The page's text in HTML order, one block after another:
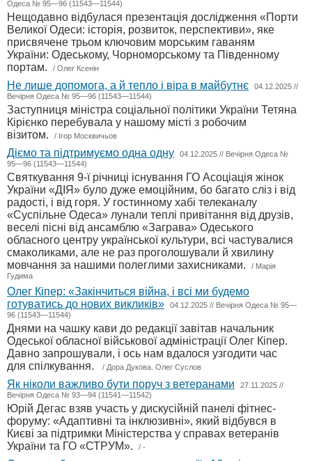
Одеса № 95—96 (11543—11544)
Нещодавно відбулася презентація дослідження «Порти
Великої Одеси: історія, розвиток, перспективи», яке
присвячене трьом ключовим морським гаваням
України: Одеському, Чорноморському та Південному
портам.
/ Олег Ксенін
Не лише допомога, а й тепло і віра в майбутнє
04.12.2025 //
Вечірня Одеса № 95—96 (11543—11544)
Заступниця міністра соціальної політики України Тетяна
Кірієнко перебувала у нашому місті з робочим
візитом.
/ Ігор Москвичьов
Діємо та підтримуємо одна одну
04.12.2025 // Вечірня Одеса №
95—96 (11543—11544)
Святкування 9-ї річниці існування ГО Асоціація жінок
України «ДІЯ» було дуже емоційним, бо багато сліз і від
радості, і від горя. У гостинному хабі телеканалу
«Суспільне Одеса» лунали теплі привітання від друзів,
веселі пісні від ансамблю «Заграва» Одеського
обласного центру української культури, всі частувалися
смаколиками, але не раз проголошували й хвилину
мовчання за нашими полеглими захисниками.
/ Марія
Гудима
Олег Кіпер: «Закінчиться війна, і всі ми будемо
готуватись до нових викликів»
04.12.2025 // Вечірня Одеса № 95—
96 (11543—11544)
Днями на чашку кави до редакції завітав начальник
Одеської обласної військової адміністрації Олег Кіпер.
Давно запрошували, і ось нам вдалося узгодити час
для спілкування.
/ Дора Дукова. Олег Суслов
Як ніколи важливо бути поруч з ветеранами
27.11.2025 //
Вечірня Одеса № 93—94 (11541—11542)
Юрій Дегас взяв участь у дискусійній панелі фітнес-
форуму: «Адаптивні та інклюзивні», який відбувся в
Києві за підтримки Міністерства у справах ветеранів
України та ГО «СТРУМ».
/ -